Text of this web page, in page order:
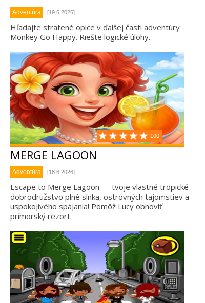
Adventúra [19.6.2026]
Hľadajte stratené opice v ďalšej časti adventúry
Monkey Go Happy. Riešte logické úlohy.
100
MERGE LAGOON
Adventúra [18.6.2026]
Escape to Merge Lagoon — tvoje vlastné tropické
dobrodružstvo plné slnka, ostrovných tajomstiev a
uspokojivého spájania! Pomôž Lucy obnoviť
prímorský rezort.